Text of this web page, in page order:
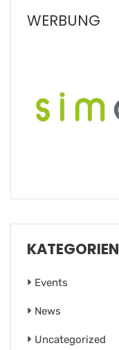
WERBUNG
KATEGORIEN
Events
News
Uncategorized